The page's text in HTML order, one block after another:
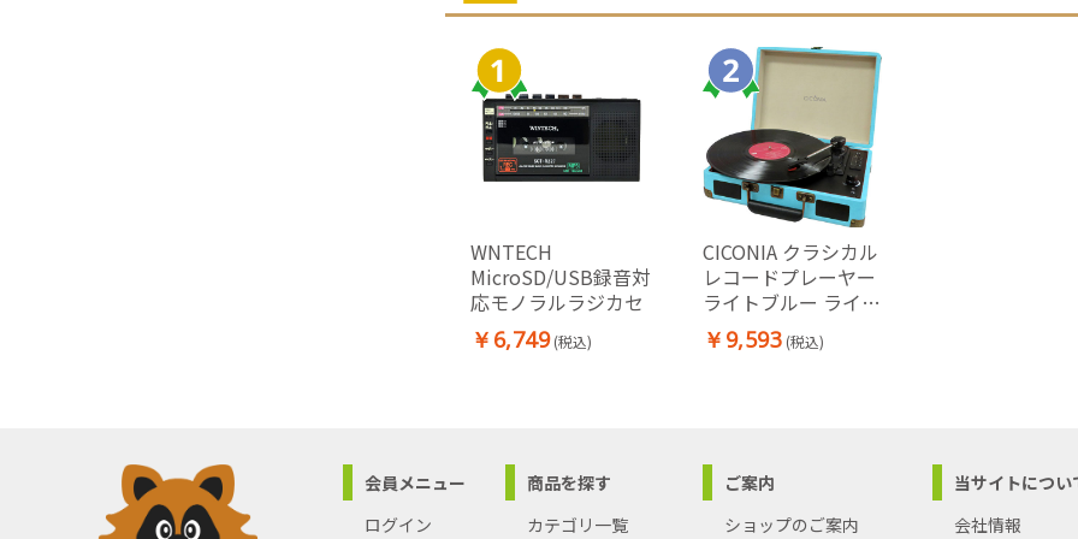
WNTECH
MicroSD/USB録音対
応モノラルラジカセ
￥6,749 (税込)
CICONIA クラシカル
レコードプレーヤー
ライトブルー ライト
ブルー
￥9,593 (税込)
会員メニュー
ログイン
商品を探す
カテゴリ一覧
ご案内
ショップのご案内
当サイトについ
会社情報